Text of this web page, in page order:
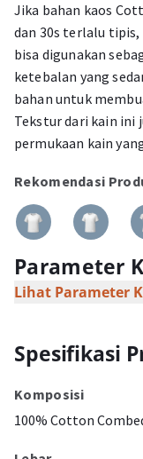
Jika bahan kaos
dan 30s terlalu tipis,
bisa digunakan
ketebalan yang
bahan untuk
Tekstur dari kain ini
permukaan kain
Rekomendasi
Parameter
Lihat Parameter
Spesifikasi
Komposisi
100% Cotton